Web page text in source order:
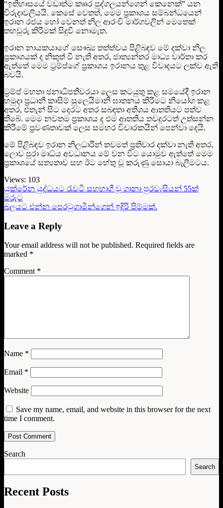
“ඉතිහාසයේ වඩාත්ම කෲර පුද්ගලයන්ගෙන් කෙනෙක්” යන
විරුදාවලියයි. කෙසේ වෙතත්, මෙම ප්‍රකාශය සම්බන්ධයෙන්
ඉරාන රජය හෝ වෙනත් නිල ආරංචි මාර්ගවලින් මෙතෙක්
තහවුරු කිරීමක් සිදුවී නොමැත.
ඉරාන නායකයාගේ සෞඛ්‍ය තත්ත්වය පිළිබඳව මේ දක්වා නිල
ප්‍රකාශයක් ද නිකුත් වී නැති අතර, ජාත්‍යන්තර මාධ්‍ය වාර්තා කර
ඇත්තේ මෙම ට්‍රම්ප්ගේ ප්‍රකාශය ඉරානය තුළ විවාදයට ලක්ව ඇති
බවයි.
ට්‍රම්ප් මහතා ජනාධිපතිවරයා ලෙස කටයුතු කළ සමයේදී ඉරාන
හමුදා ප්‍රධානී කාසිම් සුලෙයිමානි ඝාතනය කිරීමට නියෝග කළ
අතර, එතැන් සිට දෙරට අතර සබඳතා අතිශය ආතතියට පත්ව
තිබේ. මෙම නවතම ප්‍රකාශය ද එම ආතතිය තවදුරටත් උත්සන්න
කිරීමේ ප්‍රවණතාවක් ලෙස සමහර විචාරකයින් පෙන්වා දෙයි.
මේ පිළිබඳව ඉරාන නිලධාරීන් තවමත් ප්‍රතිචාර දක්වා නැති අතර,
ලොව පුරා මාධ්ය අවධානය මේ වන විට යොමුව ඇත්තේ මෙම
ප්‍රකාශයේ සත්‍යතාව සහ ඊට හේතු වූ කරුණු සොයා බැලීමටය.
Views: 103
යුක්රේන යුද්ධයට රැවටී සහභාගී වූ ගානා පුරවැසියන් 55ක්
මරුට
බලයට එන්න පෙරටුගාමීන්ගෙන් ඉදිරි පිම්මක්.
Leave a Reply
Your email address will not be published. Required fields are
marked *
Comment *
Name *
Email *
Website
Save my name, email, and website in this browser for the next
time I comment.
Search
Search
Recent Posts